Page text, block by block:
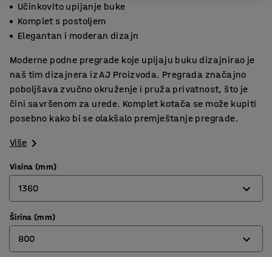
Učinkovito upijanje buke
Komplet s postoljem
Elegantan i moderan dizajn
Moderne podne pregrade koje upijaju buku dizajnirao je
naš tim dizajnera iz AJ Proizvoda. Pregrada značajno
poboljšava zvučno okruženje i pruža privatnost, što je
čini savršenom za urede. Komplet kotača se može kupiti
posebno kako bi se olakšalo premještanje pregrade.
Više
Visina (mm)
1360
1360
1700
Širina (mm)
800